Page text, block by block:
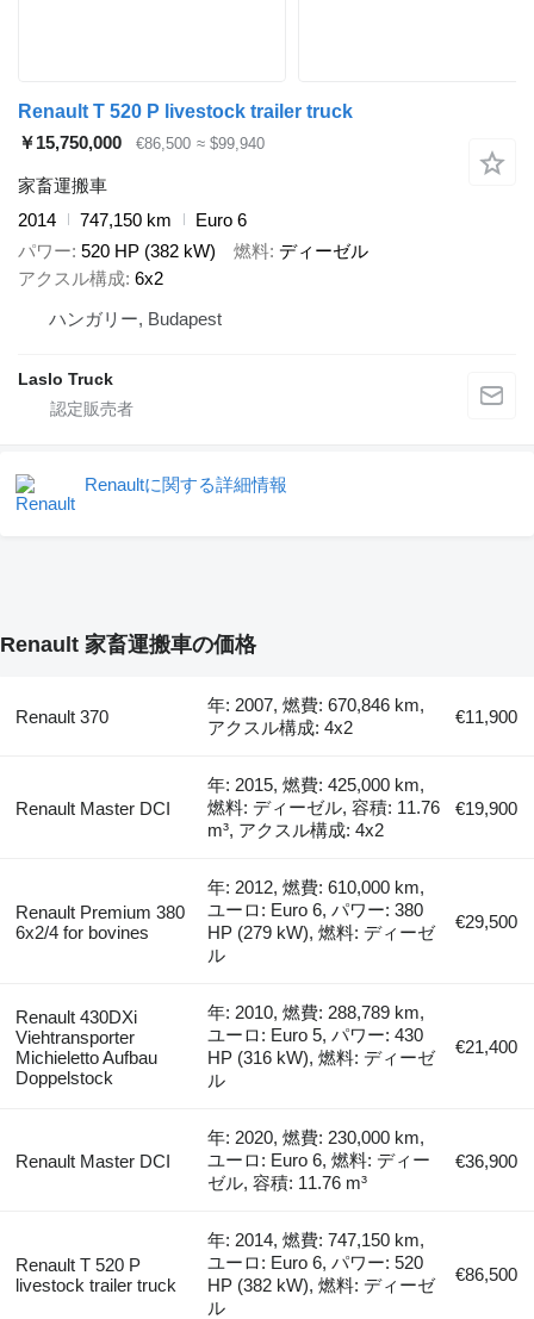
Renault T 520 P livestock trailer truck
￥15,750,000
€86,500 ≈ $99,940
家畜運搬車
2014
747,150 km
Euro 6
パワー 520 HP (382 kW) 燃料 ディーゼル
アクスル構成 6x2
ハンガリー, Budapest
Laslo Truck
Renaultに関する詳細情報
Renault 家畜運搬車の価格
Renault 370
年: 2007, 燃費: 670,846 km,
アクスル構成: 4x2
€11,900
Renault Master DCI
年: 2015, 燃費: 425,000 km,
燃料: ディーゼル, 容積: 11.76
m³, アクスル構成: 4x2
€19,900
Renault Premium 380
6x2/4 for bovines
年: 2012, 燃費: 610,000 km,
ユーロ: Euro 6, パワー: 380
HP (279 kW), 燃料: ディーゼ
ル
€29,500
Renault 430DXi
Viehtransporter
Michieletto Aufbau
Doppelstock
年: 2010, 燃費: 288,789 km,
ユーロ: Euro 5, パワー: 430
HP (316 kW), 燃料: ディーゼ
ル
€21,400
Renault Master DCI
年: 2020, 燃費: 230,000 km,
ユーロ: Euro 6, 燃料: ディー
ゼル, 容積: 11.76 m³
€36,900
Renault T 520 P
livestock trailer truck
年: 2014, 燃費: 747,150 km,
ユーロ: Euro 6, パワー: 520
HP (382 kW), 燃料: ディーゼ
ル
€86,500